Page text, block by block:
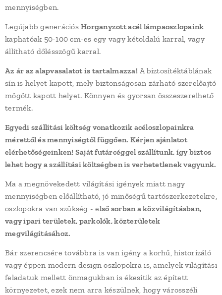
mennyiségben.
Legújabb generációsHorganyzott acél lámpaoszlopaink
kaphatóak 50-100 cm-es egy vagy kétoldalú karral, vagy
állítható dőlésszögű karral.
Az ár az alapvasalatot is tartalmazza! A biztosítéktáblának
sín is helyet kapott, mely biztonságosan zárható szerelőajtó
mögött kapott helyet. Könnyen és gyorsan összeszerelhető
termék.
Egyedi szállítási költség vonatkozik acéloszlopainkra
mérettől és mennyiségtől függően. Kérjen ajánlatot
elérhetőségeinken! Saját futárcéggel szállítunk, így biztos
lehet hogy a szállítási költségben is verhetetlenek vagyunk.
Ma a megnövekedett világítási igények miatt nagy
mennyiségben előállítható, jó minőségű tartószerkezetekre,
oszlopokra van szükség - első sorban a közvilágításban,
vagy ipari területek, parkolók, közterületek
megvilágításához.
Bár szerencsére továbbra is van igény a korhű, historizáló
vagy éppen modern design oszlopokra is, amelyek világítási
feladatuk mellett önmagukban is ékesítik az épített
környezetet, ezek nem arra készülnek, hogy városszéli